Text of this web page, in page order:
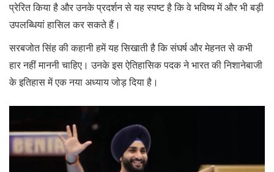
प्रेरित किया है और उनके प्रदर्शन से यह स्पष्ट है कि वे भविष्य में और भी बड़ी
उपलब्धियां हासिल कर सकते हैं।
सरबजोत सिंह की कहानी हमें यह सिखाती है कि संघर्ष और मेहनत से कभी
हार नहीं माननी चाहिए। उनके इस ऐतिहासिक पदक ने भारत की निशानेबाजी
के इतिहास में एक नया अध्याय जोड़ दिया है।